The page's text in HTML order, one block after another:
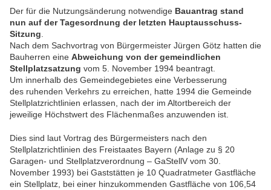
Der für die Nutzungsänderung notwendige Bauantrag stand
nun auf der Tagesordnung der letzten Hauptausschuss-
Sitzung
Nach dem Sachvortrag von Bürgermeister Jürgen Götz hatten die
Bauherren eine Abweichung von der gemeindlichen
Stellplatzsatzung vom 5. November 1994 beantragt.
Um innerhalb des Gemeindegebietes eine Verbesserung
des ruhenden Verkehrs zu erreichen, hatte 1994 die Gemeinde
Stellplatzrichtlinien erlassen, nach der im Altortbereich der
jeweilige Höchstwert des Flächenmaßes anzuwenden ist.
Dies sind laut Vortrag des Bürgermeisters nach den
Stellplatzrichtlinien des Freistaates Bayern (Anlage zu § 20
Garagen- und Stellplatzverordnung – GaStellV vom 30.
November 1993) bei Gaststätten je 10 Quadratmeter Gastfläche
ein Stellplatz, bei einer hinzukommenden Gastfläche von 106,54